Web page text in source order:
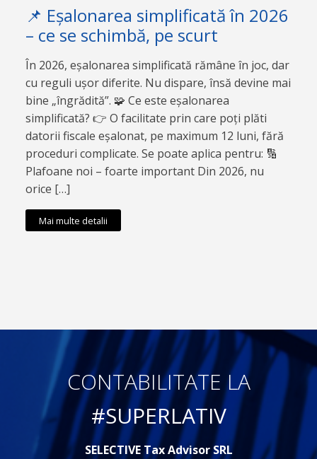
📌 Eșalonarea simplificată în 2026
– ce se schimbă, pe scurt
În 2026, eșalonarea simplificată rămâne în joc, dar
cu reguli ușor diferite. Nu dispare, însă devine mai
bine „îngrădită”. 🧩 Ce este eșalonarea
simplificată? 👉 O facilitate prin care poți plăti
datorii fiscale eșalonat, pe maximum 12 luni, fără
proceduri complicate. Se poate aplica pentru: 🔢
Plafoane noi – foarte important Din 2026, nu
orice […]
Mai multe detalii
CONTABILITATE LA
#SUPERLATIV
SELECTIVE Tax Advisor SRL